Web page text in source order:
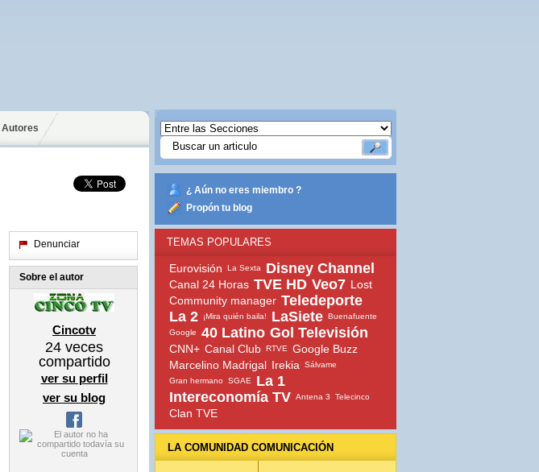
Autores
Denunciar
Sobre el autor
Cincotv
24 veces
compartido
ver su perfil
ver su blog
¿ Aún no eres miembro ?
Propón tu blog
TEMAS POPULARES
Eurovisión La Sexta Disney Channel
Canal 24 Horas TVE HD Veo7 Lost
Community manager Teledeporte
La 2
¡Mira quién baila! LaSiete Buenafuente
Google
40 Latino Gol Televisión
CNN+ Canal Club RTVE
Google Buzz
Marcelino Madrigal Irekia
Sálvame
Gran hermano
SGAE
La 1
Intereconomía TV Antena 3 Telecinco
Clan TVE
LA COMUNIDAD COMUNICACIÓN